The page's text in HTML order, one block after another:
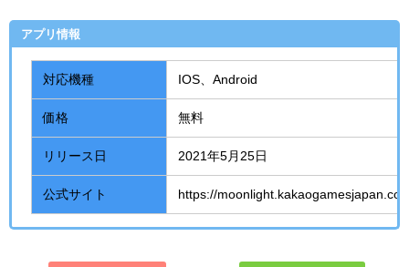
アプリ情報
対応機種 IOS、 Android
価格 無料
リリース日 2021年5 月 25日
公式サイト https://